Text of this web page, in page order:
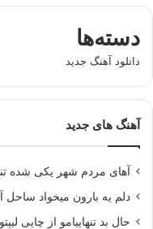
دسته‌ها
دانلود آهنگ جدید
آهنگ های جدید
آهای مردم شهر یکی شده
دلم یه بارون میخواد ساحل
حال بد تنهاییامو از چایی